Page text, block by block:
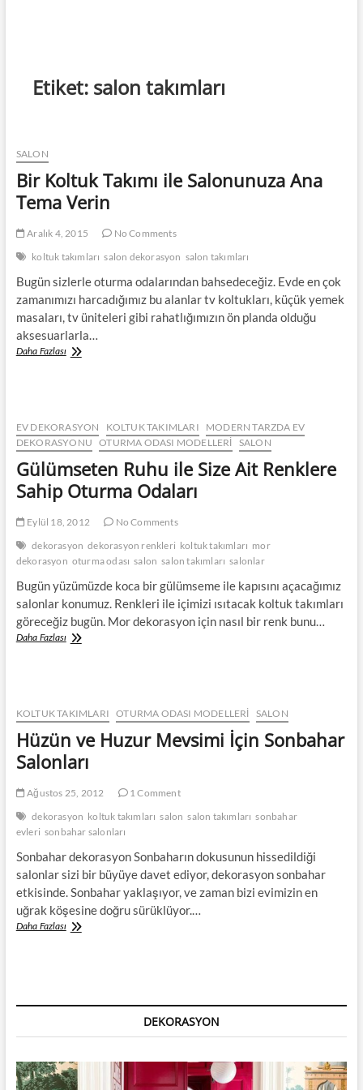
Etiket: salon takımları
SALON
Bir Koltuk Takımı ile Salonunuza Ana
Tema Verin
Aralık 4, 2015
No Comments
koltuk takımları salon dekorasyon salon takımları
Bugün sizlerle oturma odalarından bahsedeceğiz. Evde en çok
zamanımızı harcadığımız bu alanlar tv koltukları, küçük yemek
masaları, tv üniteleri gibi rahatlığımızın ön planda olduğu
aksesuarlarla…
Daha FazlasıBir
Ana
Tema
Verin
EV DEKORASYON KOLTUK TAKIMLARI
MODERN TARZDA EV
DEKORASYONU
OTURMA ODASI MODELLERI SALON
Gülümseten Ruhu ile Size Ait Renklere
Sahip Oturma Odaları
Eylül 18, 2012
No Comments
dekorasyon dekorasyon renkleri koltuk takımları mor
dekorasyon oturma odası salon salon takımları salonlar
Bugün yüzümüzde koca bir gülümseme ile kapısını açacağımız
salonlar konumuz. Renkleri ile içimizi ısıtacak koltuk takımları
göreceğiz bugün. Mor dekorasyon için nasıl bir renk bunu…
Daha FazlasıGülümseten
Renklere
Sahip
Oturma
Odaları
KOLTUK TAKIMLARI OTURMA ODASI MODELLERI SALON
Hüzün ve Huzur Mevsimi İçin Sonbahar
Salonları
Ağustos 25, 2012
1 Comment
dekorasyon koltuk takımları salon salon takımları sonbahar
evleri sonbahar salonları
Sonbahar dekorasyon Sonbaharın dokusunun hissedildiği
salonlar sizi bir büyüye davet ediyor, dekorasyon sonbahar
etkisinde. Sonbahar yaklaşıyor, ve zaman bizi evimizin en
uğrak köşesine doğru sürüklüyor.…
Daha FazlasıHüzün
DEKORASYON